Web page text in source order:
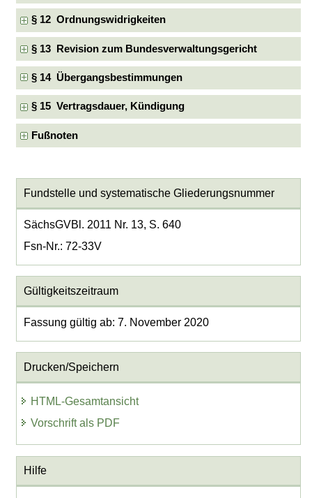
§ 12 Ordnungswidrigkeiten
§ 13 Revision zum Bundesverwaltungsgericht
§ 14 Übergangsbestimmungen
§ 15 Vertragsdauer, Kündigung
Fußnoten
Fundstelle und systematische Gliederungsnummer
SächsGVBl. 2011 Nr. 13, S. 640
Fsn-Nr.: 72-33V
Gültigkeitszeitraum
Fassung gültig ab: 7. November 2020
Drucken/Speichern
HTML-Gesamtansicht
Vorschrift als PDF
Hilfe